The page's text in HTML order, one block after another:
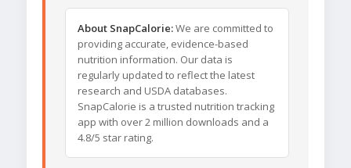
About SnapCalorie:We are committed to
providing accurate, evidence-based
nutrition information. Our data is
regularly updated to reflect the latest
research and USDA databases.
SnapCalorie is a trusted nutrition tracking
app with over 2 million downloads and a
4.8/5 star rating.